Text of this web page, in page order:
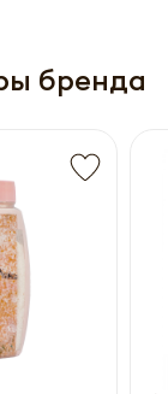
бренда
прайс-лист